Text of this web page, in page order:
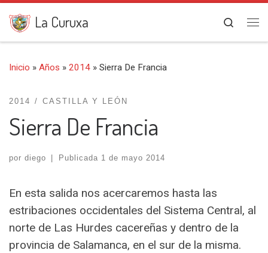
Saltar al contenido
La Curuxa
Search
Inicio » Años » 2014 » Sierra De Francia
2014 CASTILLA Y LEÓN
Sierra De Francia
por diego Publicada 1 de mayo 2014
En esta salida nos acercaremos hasta las
estribaciones occidentales del Sistema Central, al
norte de Las Hurdes cacereñas y dentro de la
provincia de Salamanca, en el sur de la misma.